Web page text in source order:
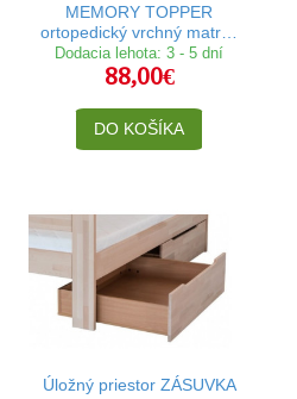
MEMORY TOPPER
ortopedický vrchný matrac
80x200 cm
Dodacia lehota: 3 - 5 dní
88,00€
DO KOŠÍKA
Úložný priestor ZÁSUVKA